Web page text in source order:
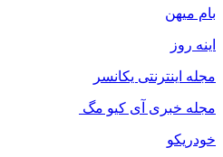
بام میهن
اینه روز
مجله اینترنتی یکانسر
مجله خبری آی کیو مگ
خودریکو